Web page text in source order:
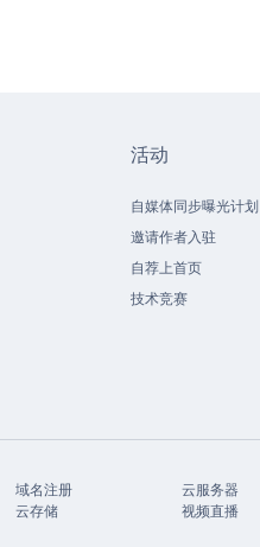
活动
自媒体同步曝光计划
邀请作者入驻
自荐上首页
技术竞赛
域名注册 云服务器
云存储
视频直播